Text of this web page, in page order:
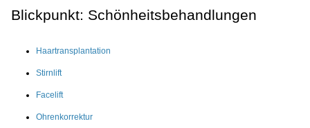
Blickpunkt: Schönheitsbehandlungen
Haartransplantation
Stirnlift
Facelift
Ohrenkorrektur